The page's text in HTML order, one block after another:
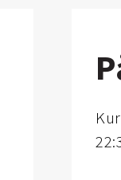
kurs på Thon Hotel Rosenkrantz - Kveldskurs i Bergen den 21. juli kl. 17:00 -